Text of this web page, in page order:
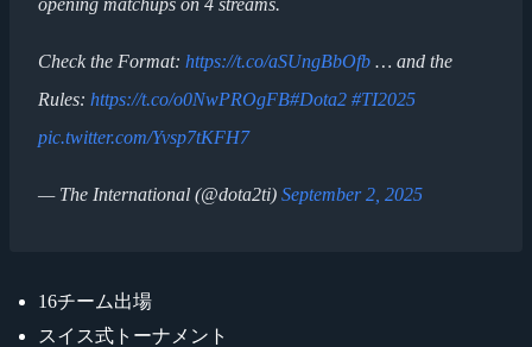
Check the Format: https://t.co/aSUngBbOfb … and the
Rules: https://t.co/o0NwPROgFB#Dota2 #TI2025
pic.twitter.com/Yvsp7tKFH7
— The International (@dota2ti) September 2, 2025
16チーム出場
スイス式トーナメント